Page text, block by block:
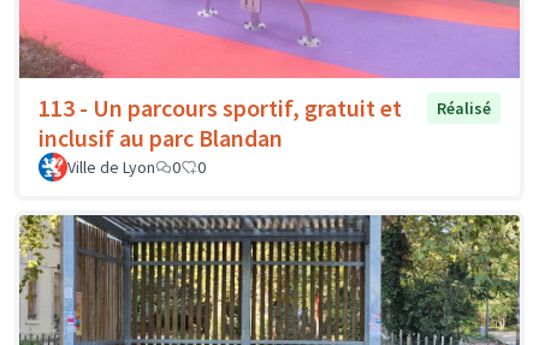
113 - Un parcours sportif, gratuit et
inclusif au parc Blandan
Réalisé
Ville de Lyon 0 0